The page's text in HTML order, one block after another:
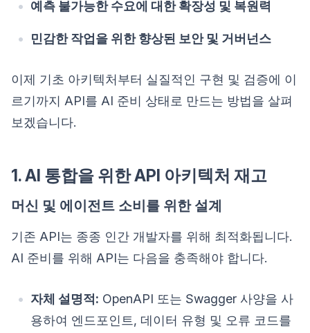
예측 불가능한 수요에 대한 확장성 및 복원력
민감한 작업을 위한 향상된 보안 및 거버넌스
이제 기초 아키텍처부터 실질적인 구현 및 검증에 이
르기까지 API를 AI 준비 상태로 만드는 방법을 살펴
보겠습니다.
1. AI 통합을 위한 API 아키텍처 재고
머신 및 에이전트 소비를 위한 설계
기존 API는 종종 인간 개발자를 위해 최적화됩니다.
AI 준비를 위해 API는 다음을 충족해야 합니다.
자체 설명적: OpenAPI 또는 Swagger 사양을 사
용하여 엔드포인트, 데이터 유형 및 오류 코드를